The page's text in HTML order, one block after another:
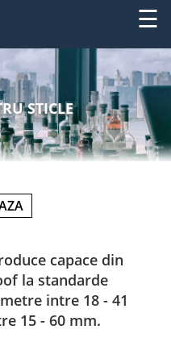
☰
STICLE
capace din
la standarde
intre 18 - 41
15 - 60 mm.